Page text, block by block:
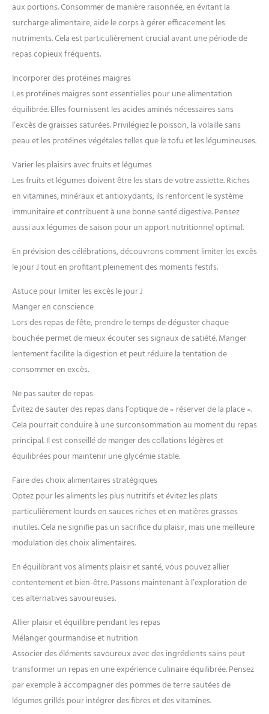
aux portions. Consommer de manière raisonnée, en évitant la
surcharge alimentaire, aide le corps à gérer efficacement les
nutriments. Cela est particulièrement crucial avant une période de
repas copieux fréquents.
Incorporer des protéines maigres
Les protéines maigres sont essentielles pour une alimentation
équilibrée. Elles fournissent les acides aminés nécessaires sans
l’excès de graisses saturées. Privilégiez le poisson, la volaille sans
peau et les protéines végétales telles que le tofu et les légumineuses.
Varier les plaisirs avec fruits et légumes
Les fruits et légumes doivent être les stars de votre assiette. Riches
en vitamines, minéraux et antioxydants, ils renforcent le système
immunitaire et contribuent à une bonne santé digestive. Pensez
aussi aux légumes de saison pour un apport nutritionnel optimal.
En prévision des célébrations, découvrons comment limiter les excès
le jour J tout en profitant pleinement des moments festifs.
Astuce pour limiter les excès le jour J
Manger en conscience
Lors des repas de fête, prendre le temps de déguster chaque
bouchée permet de mieux écouter ses signaux de satiété. Manger
lentement facilite la digestion et peut réduire la tentation de
consommer en excès.
Ne pas sauter de repas
Évitez de sauter des repas dans l’optique de « réserver de la place ».
Cela pourrait conduire à une surconsommation au moment du repas
principal. Il est conseillé de manger des collations légères et
équilibrées pour maintenir une glycémie stable.
Faire des choix alimentaires stratégiques
Optez pour les aliments les plus nutritifs et évitez les plats
particulièrement lourds en sauces riches et en matières grasses
inutiles. Cela ne signifie pas un sacrifice du plaisir, mais une meilleure
modulation des choix alimentaires.
En équilibrant vos aliments plaisir et santé, vous pouvez allier
contentement et bien-être. Passons maintenant à l’exploration de
ces alternatives savoureuses.
Allier plaisir et équilibre pendant les repas
Mélanger gourmandise et nutrition
Associer des éléments savoureux avec des ingrédients sains peut
transformer un repas en une expérience culinaire équilibrée. Pensez
par exemple à accompagner des pommes de terre sautées de
légumes grillés pour intégrer des fibres et des vitamines.